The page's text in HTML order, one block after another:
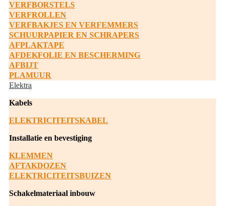
VERFBORSTELS
VERFROLLEN
VERFBAKJES EN VERFEMMERS
SCHUURPAPIER EN SCHRAPERS
AFPLAKTAPE
AFDEKFOLIE EN BESCHERMING
AFBIJT
PLAMUUR
Elektra
Kabels
ELEKTRICITEITSKABEL
Installatie en bevestiging
KLEMMEN
AFTAKDOZEN
ELEKTRICITEITSBUIZEN
Schakelmateriaal inbouw